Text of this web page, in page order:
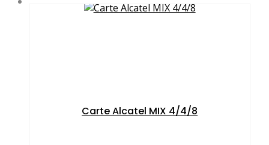
Carte Alcatel MIX 4/4/8